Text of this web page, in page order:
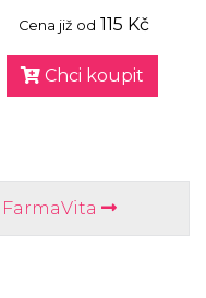
Cena již od 115 Kč
Chci koupit
FarmaVita